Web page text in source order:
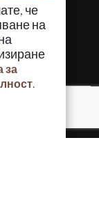
че
на
за
.
или цялото
на Медийна